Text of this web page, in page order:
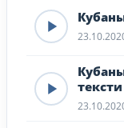
тексти